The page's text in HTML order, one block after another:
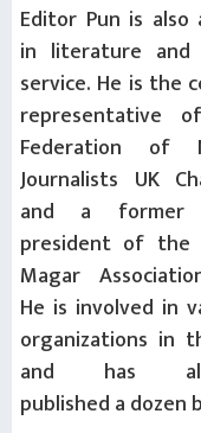
Editor Pun is also
in literature and
service. He is the
representative
Federation of
Journalists UK
and a former
president of the
Magar
He is involved in
organizations in
and has
published a dozen